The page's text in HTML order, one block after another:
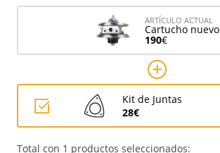
ARTÍCULO ACTUAL
Cartucho nuevo
190€
Kit de Juntas
28€
Total con 1 productos seleccionados: